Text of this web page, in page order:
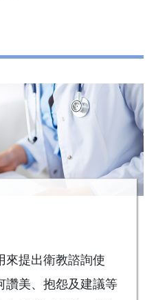
提出衛教諮詢使
讚美、抱怨及建議等